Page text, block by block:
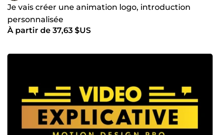
Je vais créer une animation logo, introduction
personnalisée
À partir de 37,63 $US